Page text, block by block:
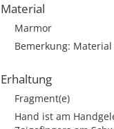
Material
Marmor
Bemerkung:
Erhaltung
Fragment(e)
Hand ist am